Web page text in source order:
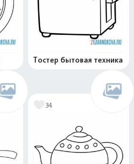
Тостер бытовая техника
34